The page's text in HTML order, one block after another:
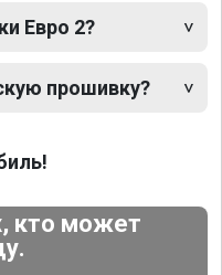
Евро 2?
прошивку?
кто может